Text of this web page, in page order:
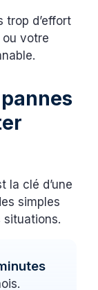
trop d’effort
votre
la clé d’une
simples
situations.